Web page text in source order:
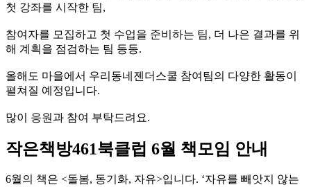
첫 강좌를 시작한 팀,
참여자를 모집하고 첫 수업을 준비하는 팀, 더 나은 결과를 위
해 계획을 점검하는 팀 등등.
올해도 마을에서 우리동네젠더스쿨 참여팀의 다양한 활동이
펼쳐질 예정입니다.
많이 응원과 참여 부탁드려요.
작은책방461북클럽 6월 책모임 안내
6월의 책은 <돌봄, 동기화, 자유>입니다. ‘자유를 빼앗지 않는